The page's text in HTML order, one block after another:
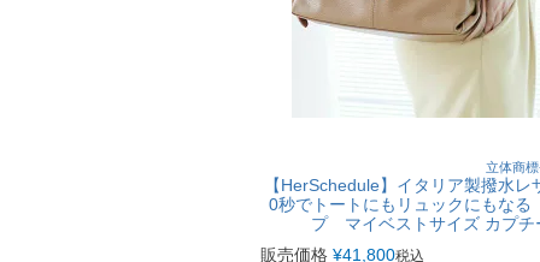
立体商
【HerSchedule】イタリア製撥水
0秒でトートにもリュックにもな
プ マイベストサイズ カプ
販売価格 ¥41,800税込